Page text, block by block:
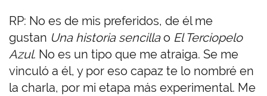
RP: No es de mis preferidos, de él me
gustan Una historia sencillao El Terciopelo
Azul. No es un tipo que me atraiga. Se me
vinculó a él, y por eso capaz te lo nombré en
la charla, por mi etapa más experimental. Me